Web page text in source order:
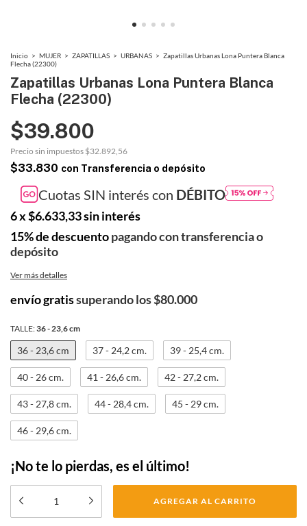
Inicio > MUJER > ZAPATILLAS > URBANAS > Zapatillas Urbanas Lona Puntera Blanca
Flecha (22300)
Zapatillas Urbanas Lona Puntera Blanca
Flecha (22300)
$39.800
Precio sin impuestos $32.892,56
$33.830 con Transferencia o depósito
Cuotas SIN interés con DÉBITO
6x$6.633,33sin interés
15% de descuentopagando con transferencia o
depósito
Ver más detalles
envío gratissuperando los$80.000
TALLE:36 - 23,6 cm
36 - 23,6 cm 37 - 24,2 cm. 39 - 25,4 cm.
40 - 26 cm. 41 - 26,6 cm. 42 - 27,2 cm.
43 - 27,8 cm. 44 - 28,4 cm. 45 - 29 cm.
46 - 29,6 cm.
¡No te lo pierdas, es el último!